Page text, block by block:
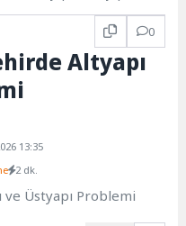
0
Altyapı
13:35
2 dk.